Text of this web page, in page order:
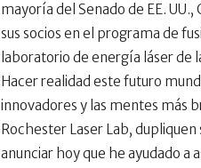
mayoría del Senado de EE.
sus socios en el programa de
laboratorio de energía láser de
Hacer realidad este futuro
innovadores y las mentes más
Rochester Laser Lab,
anunciar hoy que he ayudado a